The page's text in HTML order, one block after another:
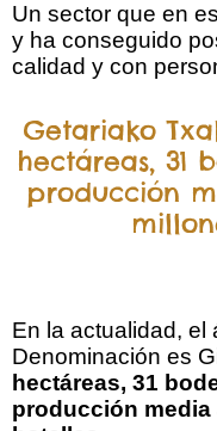
Un sector que en
y ha conseguido
calidad y con
Getariako
hectáreas, 31
producción
En la actualidad, el
Denominación es
hectáreas, 31
producción